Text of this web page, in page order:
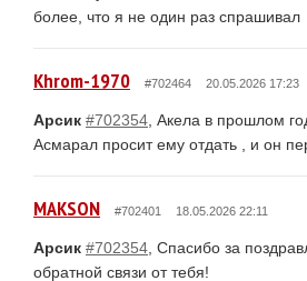
более, что я не один раз спрашивал
Khrom-1970 #702464 20.05.2026 17:23
Арсик #702354 , Акела в прошлом
Асмарал просит ему отдать , и он
MAKSON #702401 18.05.2026 22:11
Арсик #702354 , Спасибо за
обратной связи от тебя!